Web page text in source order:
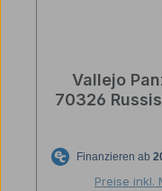
Vallejo
70326
Preise inkl.